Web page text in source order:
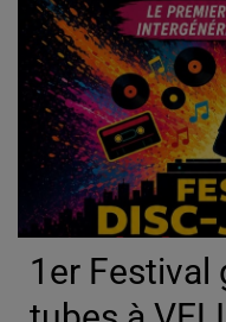
1er Festival